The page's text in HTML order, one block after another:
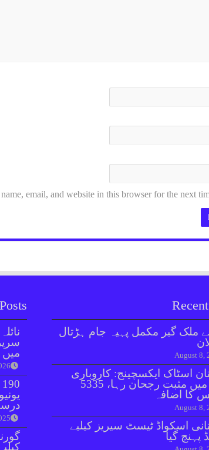
email, and website in this browser for the next
میں
ملک گیر مکمل پہیہ جام ہڑتال
August 8,
اسٹاک ایکسچینج: کاروباری
ہفتے میں مثبت رجحان رہا، 5335
کا اضافہ
August 8,
اسکواڈ ٹیسٹ سیریز کیلیے
پہنچ گیا